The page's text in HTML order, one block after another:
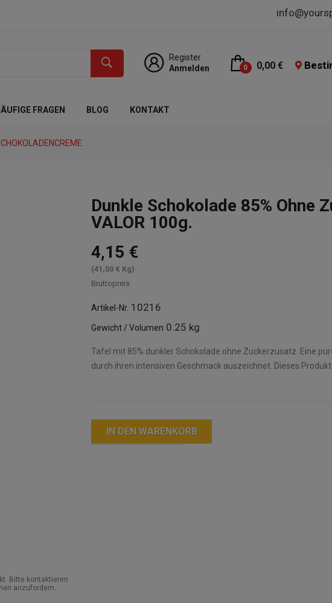
Register
Anmelden
0 0,00 €
FRAGEN BLOG KONTAKT
Bitte kontaktieren
anzufordern.
Dunkle Schokolade 85% Ohne
VALOR 100g.
4,15 €
(41,50 € Kg)
Bruttopreis
Artikel-Nr. 10216
Gewicht / Volumen 0.25 kg
Tafel mit 85% dunkler Schokolade ohne Zuckerzusatz. Eine
durch ihren intensiven Geschmack auszeichnet. Dieses
IN DEN WARENKORB